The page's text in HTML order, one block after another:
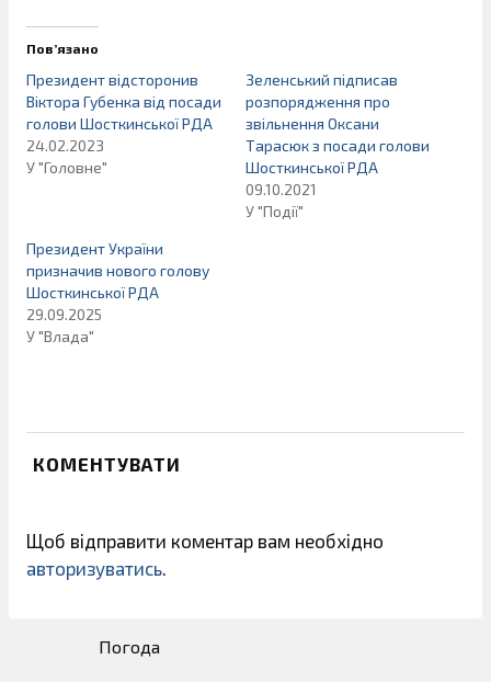
Пов’язано
Президент відсторонив
Віктора Губенка від посади
голови Шосткинської РДА
24.02.2023
У "Головне"
Зеленський підписав
розпорядження про
звільнення Оксани
Тарасюк з посади голови
Шосткинської РДА
09.10.2021
У "Події"
Президент України
призначив нового голову
Шосткинської РДА
29.09.2025
У "Влада"
КОМЕНТУВАТИ
Щоб відправити коментар вам необхідно
авторизуватись.
Погода